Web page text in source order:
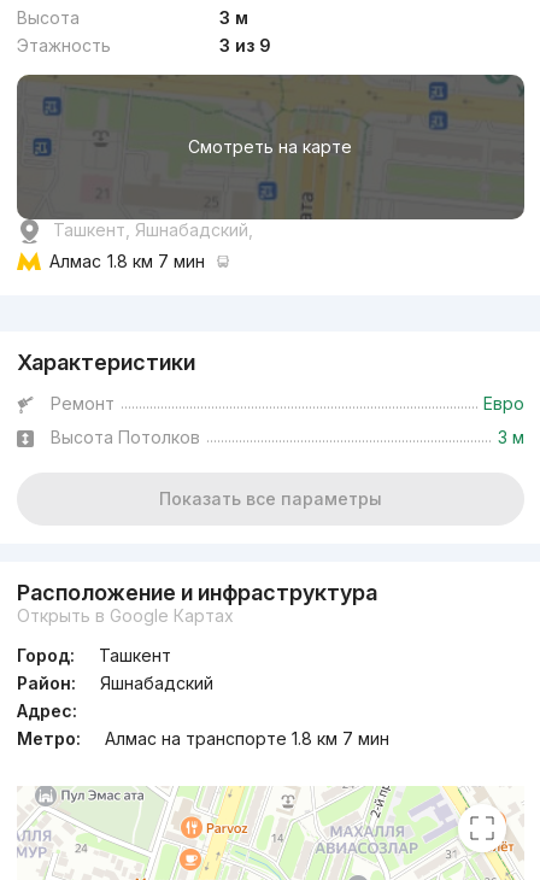
Высота
3 м
Этажность
3 из 9
Смотреть на карте
Ташкент, Яшнабадский,
Алмас 1.8 км 7 мин
Характеристики
Ремонт
Евро
Высота Потолков
3 м
Показать все параметры
Расположение и инфраструктура
Открыть в Google Картах
Город:
Ташкент
Район:
Яшнабадский
Адрес:
Метро:
Алмас на транспорте 1.8 км 7 мин